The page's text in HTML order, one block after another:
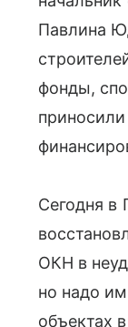
Павлина
фонды,
Сегодня в
ОКН в
но надо
объектах